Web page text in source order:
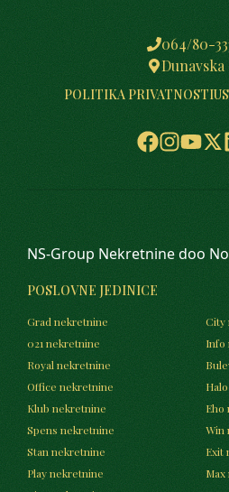
064/80-
Dunavska
POLITIKA PRIVATNOSTI
NS-Group Nekretnine doo
POSLOVNE JEDINICE
Grad nekretnine
City
021 nekretnine
Info
Royal nekretnine
Office nekretnine
Klub nekretnine
Eho
Spens nekretnine
Win
Stan nekretnine
Exit
Play nekretnine